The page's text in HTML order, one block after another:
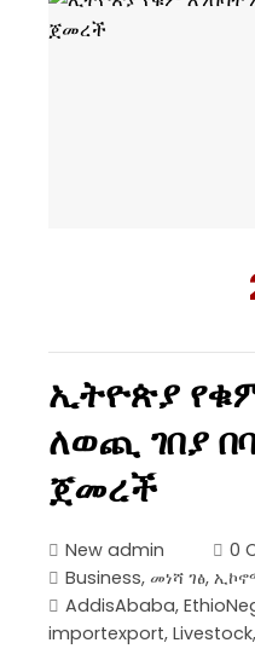
ኢትዮጵያ
ለወጪ ገበያ
ጀመረች
New admin
0
Business, መነሻ ገፅ,
AddisAbaba,
importexport, Livestock,